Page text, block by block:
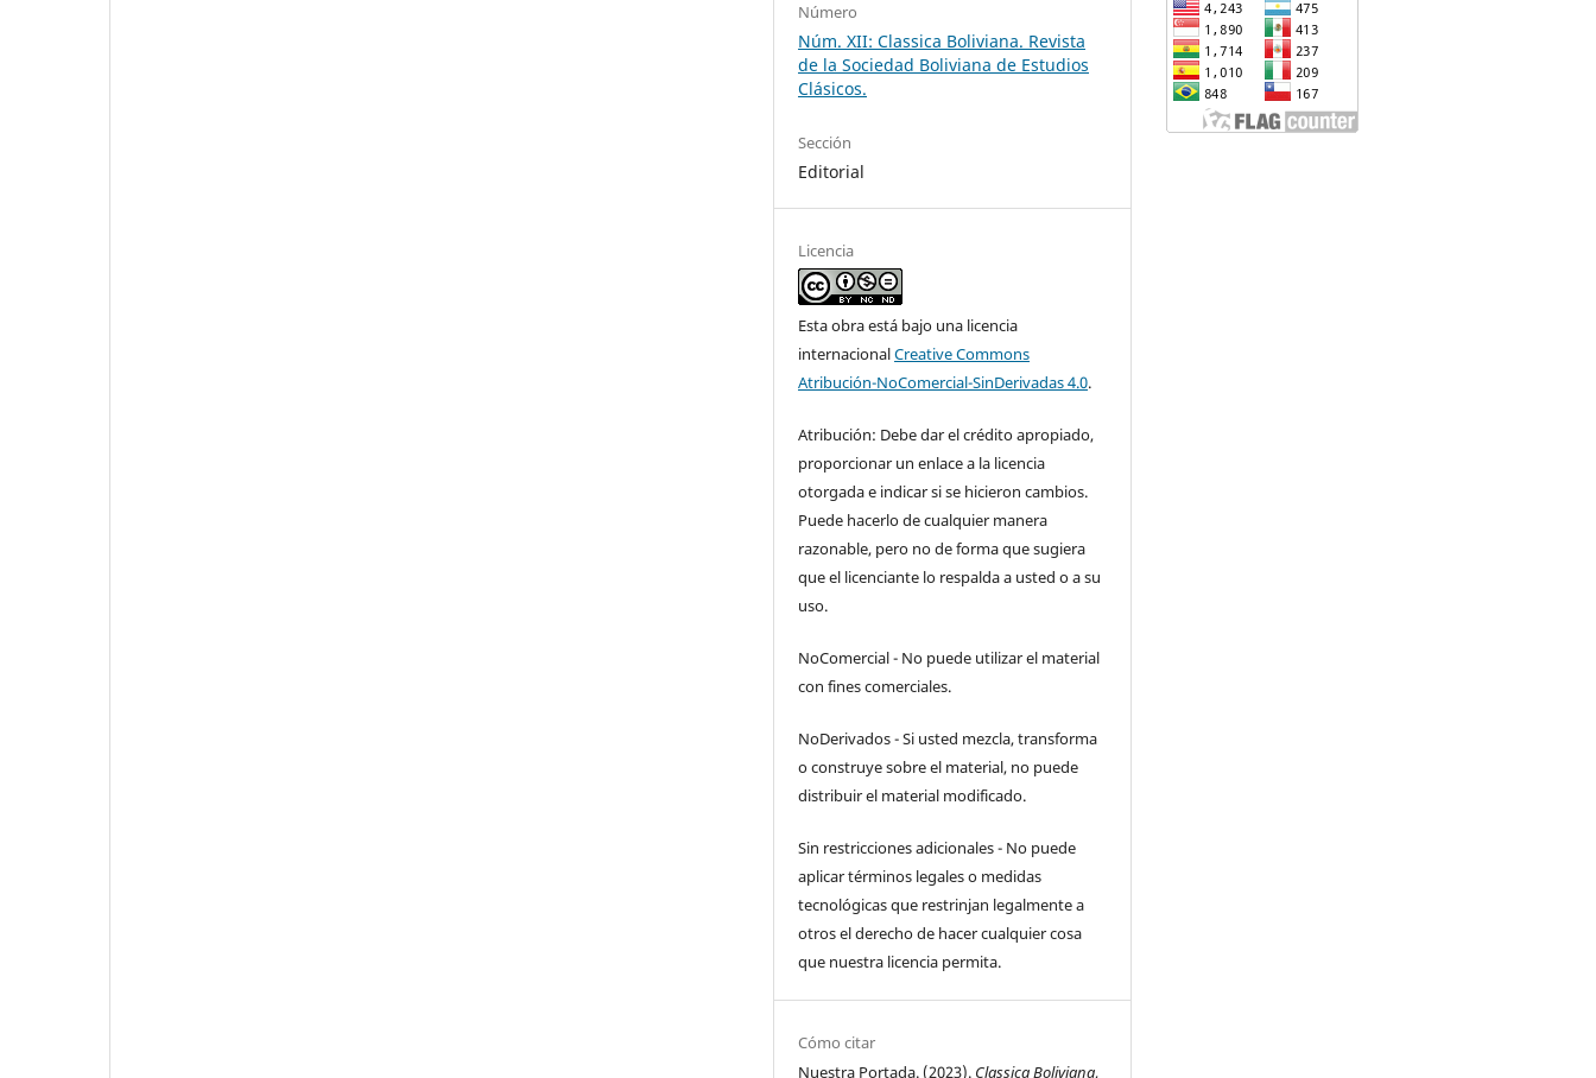
Número
Núm. XII: Classica Boliviana. Revista
de la Sociedad Boliviana de Estudios
Clásicos.
Sección
Editorial
Licencia
Esta obra está bajo una licencia
internacionalCreative Commons
Atribución-NoComercial-SinDerivadas 4.0.
Atribución: Debe dar el crédito apropiado,
proporcionar un enlace a la licencia
otorgada e indicar si se hicieron cambios.
Puede hacerlo de cualquier manera
razonable, pero no de forma que sugiera
que el licenciante lo respalda a usted o a su
uso.
NoComercial - No puede utilizar el material
con fines comerciales.
NoDerivados - Si usted mezcla, transforma
o construye sobre el material, no puede
distribuir el material modificado.
Sin restricciones adicionales - No puede
aplicar términos legales o medidas
tecnológicas que restrinjan legalmente a
otros el derecho de hacer cualquier cosa
que nuestra licencia permita.
Cómo citar
Nuestra Portada. (2023). Classica Boliviana,